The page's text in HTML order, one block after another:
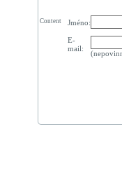
Jméno:
E-
mail:
Content